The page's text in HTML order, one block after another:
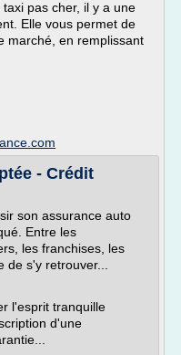
pas cher, il y a une
Elle vous permet de
marché, en remplissant
- Crédit
son assurance auto
Entre les
les franchises, les
s'y retrouver...
l'esprit tranquille
d'une